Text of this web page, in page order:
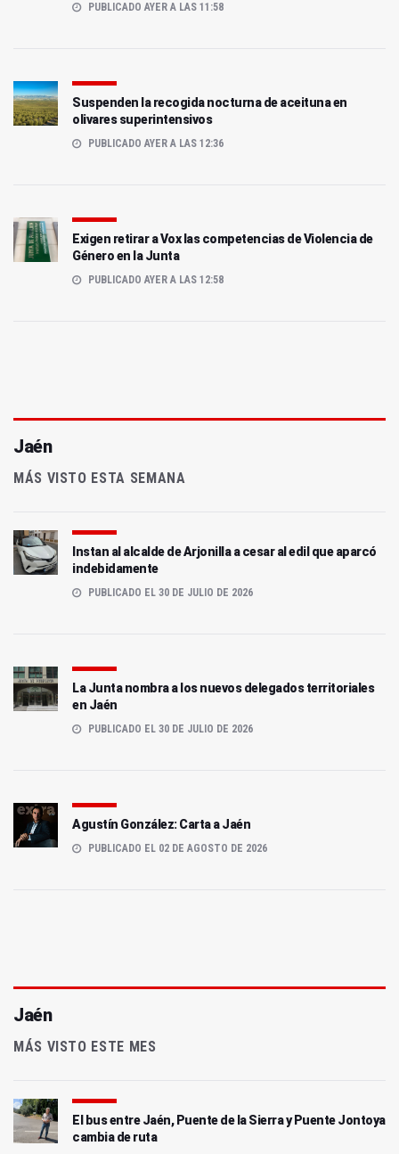
PUBLICADO AYER A LAS 11:58
Suspenden la recogida nocturna de aceituna en
olivares superintensivos
PUBLICADO AYER A LAS 12:36
Exigen retirar a Vox las competencias de Violencia de
Género en la Junta
PUBLICADO AYER A LAS 12:58
Jaén
MÁS VISTO ESTA SEMANA
Instan al alcalde de Arjonilla a cesar al edil que aparcó
indebidamente
PUBLICADO EL 30 DE JULIO DE 2026
La Junta nombra a los nuevos delegados territoriales
en Jaén
PUBLICADO EL 30 DE JULIO DE 2026
Agustín González: Carta a Jaén
PUBLICADO EL 02 DE AGOSTO DE 2026
Jaén
MÁS VISTO ESTE MES
El bus entre Jaén, Puente de la Sierra y Puente Jontoya
cambia de ruta